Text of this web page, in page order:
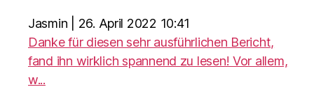
Jasmin
26. April 2022 10:41
Danke für diesen sehr ausführlichen Bericht,
fand ihn wirklich spannend zu lesen! Vor allem,
w...